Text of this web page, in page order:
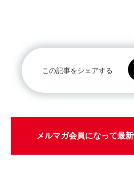
この記事をシェアする
メルマガ会員になって最